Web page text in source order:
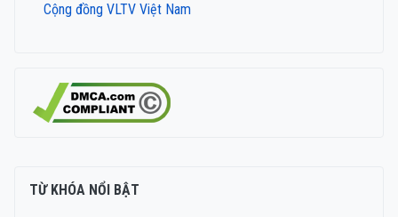
Cộng đồng VLTV Việt Nam
TỪ KHÓA NỔI BẬT